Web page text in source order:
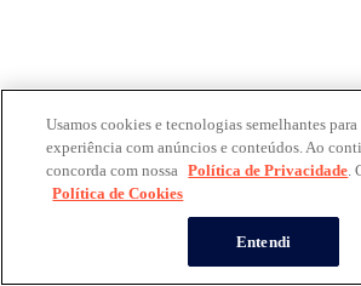
Usamos cookies e tecnologias semelhantes
experiência com anúncios e conteúdos. Ao
concorda com nossa Política de Privacidade.
Política de Cookies
Entendi